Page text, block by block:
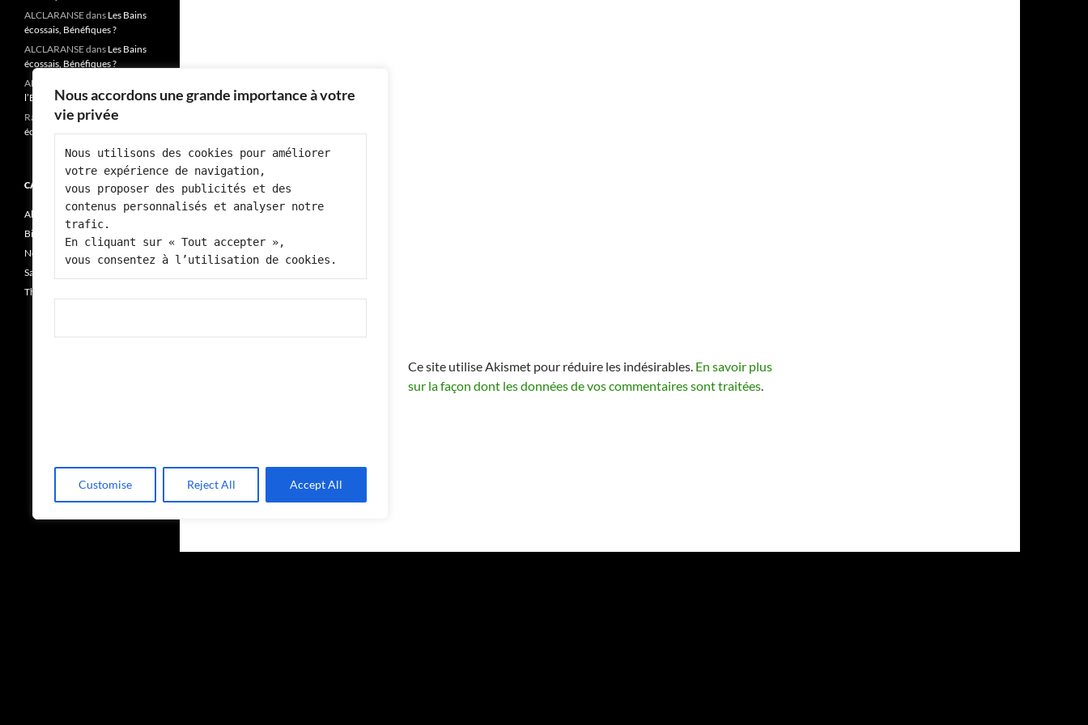
Nous accordons une grande importance à votre
vie privée
Nous utilisons des cookies pour améliorer
votre expérience de navigation,
vous proposer des publicités et des
contenus personnalisés et analyser notre
trafic.
En cliquant sur « Tout accepter »,
vous consentez à l’utilisation de cookies.
Customise Reject All Accept All
Ce site utilise Akismet pour réduire les indésirables. En savoir plus
sur la façon dont les données de vos commentaires sont traitées.
ALCLARANSEdans Les Bains
écossais, Bénéfiques ?
ALCLARANSEdans Les Bains
écossais, Bénéfiques ?
ALCLARANSE
l’Ennemi de notre santé? »
Rai josianedansLes Bains
écossais, Bénéfiques ?
CATÉGORIES
Alimentation
Bien-être
Non classé
Santé
Thérapie